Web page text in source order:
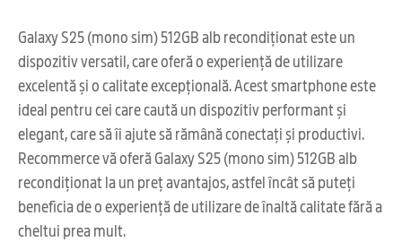
Galaxy S25 (mono sim) 512GB alb recondiționat este un
dispozitiv versatil, care oferă o experiență de utilizare
excelentă și o calitate excepțională. Acest smartphone este
ideal pentru cei care caută un dispozitiv performant și
elegant, care să îi ajute să rămână conectați și productivi.
Recommerce vă oferă Galaxy S25 (mono sim) 512GB alb
recondiționat la un preț avantajos, astfel încât să puteți
beneficia de o experiență de utilizare de înaltă calitate fără a
cheltui prea mult.